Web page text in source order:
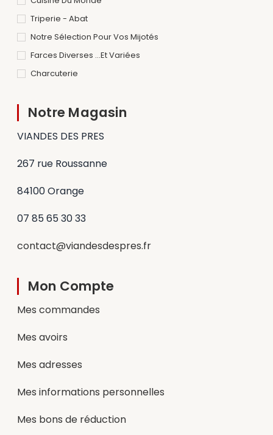
Triperie - Abat
Notre Sélection Pour Vos Mijotés
Farces Diverses ...et Variées
Charcuterie
Notre Magasin
VIANDES DES PRES
267 rue Roussanne
84100 Orange
07 85 65 30 33
contact@viandesdespres.fr
Mon Compte
Mes commandes
Mes avoirs
Mes adresses
Mes informations personnelles
Mes bons de réduction